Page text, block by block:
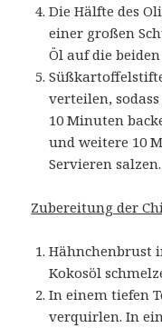
Die Hälfte des
einer großen
Öl auf die
verteilen,
10 Minuten
und weitere 10
Servieren salzen.
Zubereitung der
Hähnchenbrust
Kokosöl
In einem tiefen
verquirlen. In